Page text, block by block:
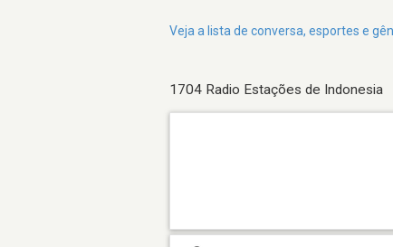
Veja a lista de conversa, esportes e
1704 Radio Estações de Indonesia